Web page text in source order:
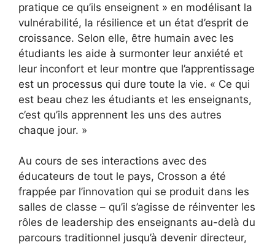
pratique ce qu’ils enseignent » en modélisant la
vulnérabilité, la résilience et un état d’esprit de
croissance. Selon elle, être humain avec les
étudiants les aide à surmonter leur anxiété et
leur inconfort et leur montre que l’apprentissage
est un processus qui dure toute la vie. « Ce qui
est beau chez les étudiants et les enseignants,
c’est qu’ils apprennent les uns des autres
chaque jour. »
Au cours de ses interactions avec des
éducateurs de tout le pays, Crosson a été
frappée par l’innovation qui se produit dans les
salles de classe – qu’il s’agisse de réinventer les
rôles de leadership des enseignants au-delà du
parcours traditionnel jusqu’à devenir directeur,